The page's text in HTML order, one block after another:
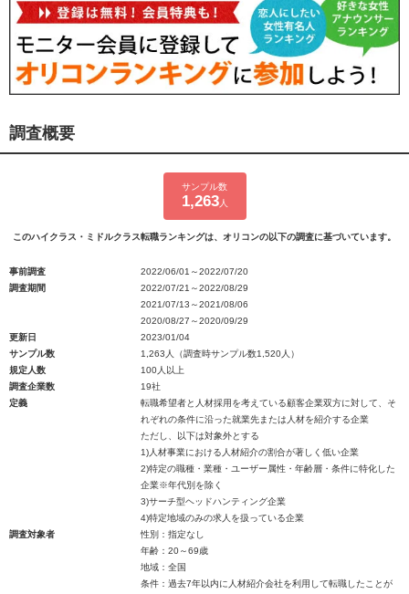
調査概要
サンプル数
1,263人
このハイクラス・ミドルクラス転職ランキングは、オリコンの以下の調査に基づいています。
事前調査
2022/06/01～2022/07/20
調査期間
2022/07/21～2022/08/29
2021/07/13～2021/08/06
2020/08/27～2020/09/29
更新日
2023/01/04
サンプル数
1,263人（調査時サンプル数1,520人）
規定人数
100人以上
調査企業数
19社
定義
転職希望者と人材採用を考えている顧客企業双方に対して、そ
れぞれの条件に沿った就業先または人材を紹介する企業
ただし、以下は対象外とする
1)人材事業における人材紹介の割合が著しく低い企業
2)特定の職種・業種・ユーザー属性・年齢層・条件に特化した
企業※年代別を除く
3)サーチ型ヘッドハンティング企業
4)特定地域のみの求人を扱っている企業
調査対象者
性別：指定なし
年齢：20～69歳
地域：全国
条件：過去7年以内に人材紹介会社を利用して転職したことが